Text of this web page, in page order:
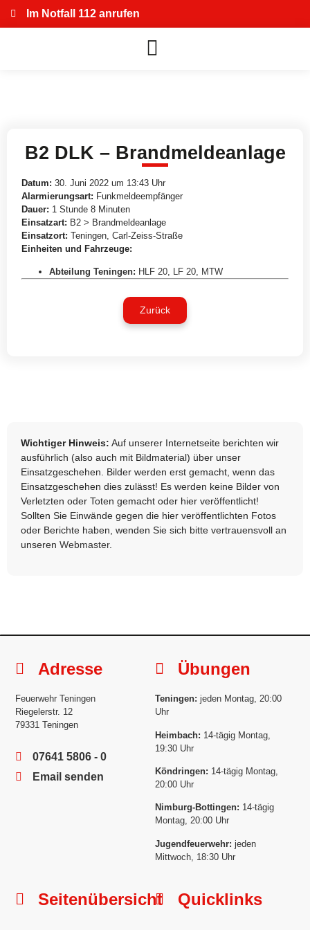
Im Notfall 112 anrufen
B2 DLK – Brandmeldeanlage
Datum: 30. Juni 2022 um 13:43 Uhr
Alarmierungsart: Funkmeldeempfänger
Dauer: 1 Stunde 8 Minuten
Einsatzart: B2 > Brandmeldeanlage
Einsatzort: Teningen, Carl-Zeiss-Straße
Einheiten und Fahrzeuge:
Abteilung Teningen: HLF 20, LF 20, MTW
Zurück
Wichtiger Hinweis: Auf unserer Internetseite berichten wir
ausführlich (also auch mit Bildmaterial) über unser
Einsatzgeschehen. Bilder werden erst gemacht, wenn das
Einsatzgeschehen dies zulässt! Es werden keine Bilder von
Verletzten oder Toten gemacht oder hier veröffentlicht!
Sollten Sie Einwände gegen die hier veröffentlichten Fotos
oder Berichte haben, wenden Sie sich bitte vertrauensvoll an
unseren Webmaster.
Adresse
Feuerwehr Teningen
Riegelerstr. 12
79331 Teningen
07641 5806 - 0
Email senden
Übungen
Teningen: jeden Montag, 20:00
Uhr
Heimbach: 14-tägig Montag,
19:30 Uhr
Köndringen: 14-tägig Montag,
20:00 Uhr
Nimburg-Bottingen: 14-tägig
Montag, 20:00 Uhr
Jugendfeuerwehr: jeden
Mittwoch, 18:30 Uhr
Seitenübersicht Quicklinks